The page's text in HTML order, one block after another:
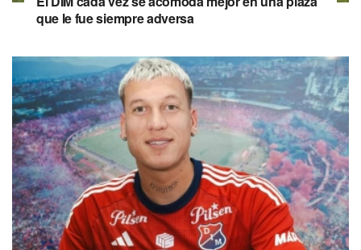
que le fue siempre adversa